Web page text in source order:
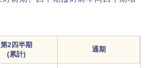
第2四半期
(累計)
通期